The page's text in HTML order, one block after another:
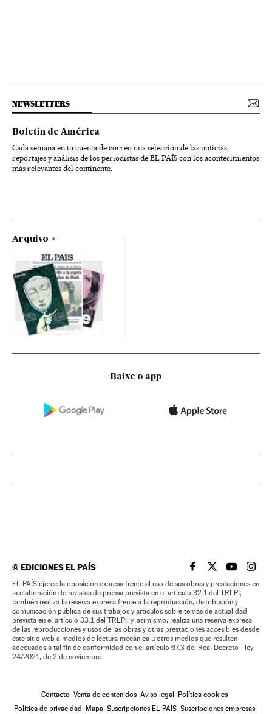
NEWSLETTERS
Boletín de América
Cada semana en tu cuenta de correo una selección de las noticias,
reportajes y análisis de los periodistas de EL PAÍS con los acontecimientos
más relevantes del continente.
Arquivo
Baixe o app
©EDICIONES EL PAÍS EL PAÍS BRASIL EN
EL PAÍSEL PAÍS
EL
EL PAÍS ejerce la oposición expresa frente al uso de sus obras y prestaciones en
la elaboración de revistas de prensa prevista en el artículo 32.1 del TRLPI;
también realiza la reserva expresa frente a la reproducción, distribución y
comunicación pública de sus trabajos y artículos sobre temas de actualidad
prevista en el artículo 33.1 del TRLPI; y, asimismo, realiza una reserva expresa
de las reproducciones y usos de las obras y otras prestaciones accesibles desde
este sitio web a medios de lectura mecánica u otros medios que resulten
adecuados a tal fin de conformidad con el artículo 67.3 del Real Decreto - ley
24/2021, de 2 de noviembre
Contacto Venta de contenidos Aviso legal
Política cookies
Política de privacidad
Mapa Suscripciones EL PAÍS Suscripciones empresas